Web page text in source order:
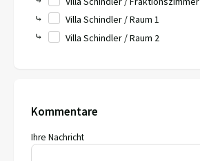
⤷
Villa Schindler / Raum 1
⤷
Villa Schindler / Raum 2
Kommentare
Ihre Nachricht